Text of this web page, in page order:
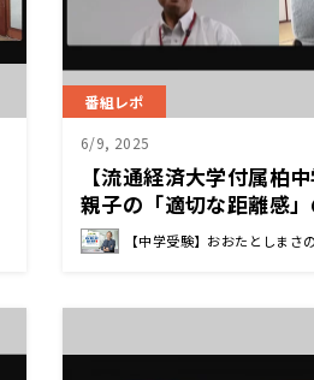
番組レポ
6/9, 2025
【流通経済大学付属柏
親子の「適切な距離感
健二 校長先生
【中学受験】おおたとしまさ